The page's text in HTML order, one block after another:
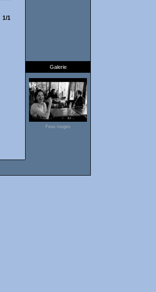
1/1
Galerie
Feux rouges